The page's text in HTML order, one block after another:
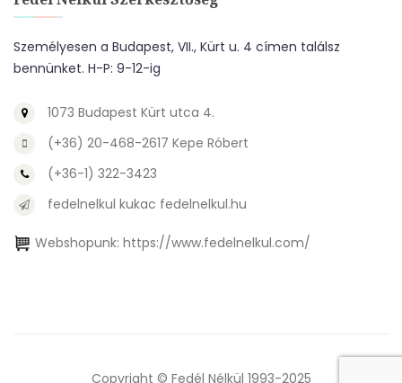
Személyesen a Budapest, VII., Kürt u. 4 címen találsz
bennünket. H-P: 9-12-ig
1073 Budapest Kürt utca 4.
(+36) 20-468-2617 Kepe Róbert
(+36-1) 322-3423
fedelnelkul kukac fedelnelkul.hu
Webshopunk: https://www.fedelnelkul.com/
Copyright © Fedél Nélkül 1993-2025